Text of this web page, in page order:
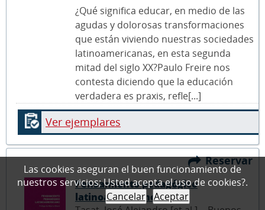
¿Qué significa educar, en medio de las
agudas y dolorosas transformaciones
que están viviendo nuestras sociedades
latinoamericanas, en esta segunda
mitad del siglo XX?Paulo Freire nos
contesta diciendo que la educación
verdadera es praxis, refle[...]
Ver ejemplares
Reservar
Pensamiento pedagógico
latinoamericano
Las cookies aseguran el buen funcionamiento de
nuestros servicios; Usted acepta el uso de cookies?.
Cancelar
Aceptar